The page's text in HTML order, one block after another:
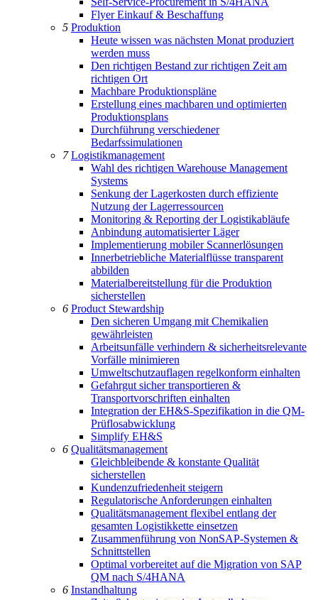
Flyer Einkauf & Beschaffung
5 Produktion
Heute wissen was nächsten Monat produziert
werden muss
Den richtigen Bestand zur richtigen Zeit am
richtigen Ort
Machbare Produktionspläne
Erstellung eines machbaren und optimierten
Produktionsplans
Durchführung verschiedener
Bedarfssimulationen
7Logistikmanagement
Wahl des richtigen Warehouse Management
Systems
Senkung der Lagerkosten durch effiziente
Nutzung der Lagerressourcen
Monitoring & Reporting der Logistikabläufe
Anbindung automatisierter Läger
Implementierung mobiler Scannerlösungen
Innerbetriebliche Materialflüsse transparent
abbilden
Materialbereitstellung für die Produktion
sicherstellen
6 Product Stewardship
Den sicheren Umgang mit Chemikalien
gewährleisten
Arbeitsunfälle verhindern & sicherheitsrelevante
Vorfälle minimieren
Umweltschutzauflagen regelkonform einhalten
Gefahrgut sicher transportieren &
Transportvorschriften einhalten
Integration der EH&S-Spezifikation in die QM-
Prüflosabwicklung
Simplify EH&S
6 Qualitätsmanagement
Gleichbleibende & konstante Qualität
sicherstellen
Kundenzufriedenheit steigern
Regulatorische Anforderungen einhalten
Qualitätsmanagement flexibel entlang der
gesamten Logistikkette einsetzen
Zusammenführung von NonSAP-Systemen &
Schnittstellen
Optimal vorbereitet auf die Migration von SAP
QM nach S/4HANA
6 Instandhaltung